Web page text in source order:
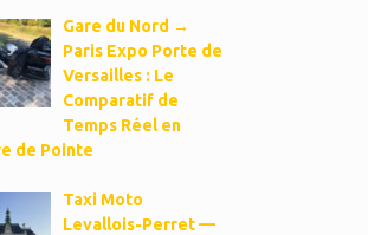
Gare du Nord →
Paris Expo Porte de
Versailles : Le
Comparatif de
Temps Réel en
de Pointe
Taxi Moto
Levallois-Perret —